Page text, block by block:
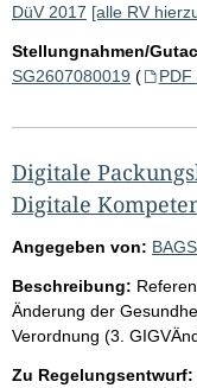
DüV 2017 [alle RV
Stellungnahmen/
SG2607080019 ( PDF
Digitale
Digitale
Angegeben von:
Beschreibung:
Änderung der
Verordnung (3.
Zu Regelungsentwurf: